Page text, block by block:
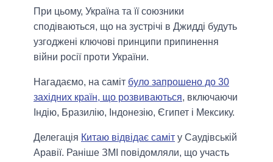
При цьому, Україна та її союзники
сподіваються, що на зустрічі в Джидді будуть
узгоджені ключові принципи припинення
війни росії проти України.
Нагадаємо, на саміт було запрошено до 30
західних країн, що розвиваються, включаючи
Індію, Бразилію, Індонезію, Єгипет і Мексику.
Делегація Китаю відвідає саміт у Саудівській
Аравії. Раніше ЗМІ повідомляли, що участь